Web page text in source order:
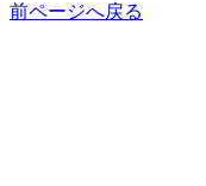
前ページへ戻る